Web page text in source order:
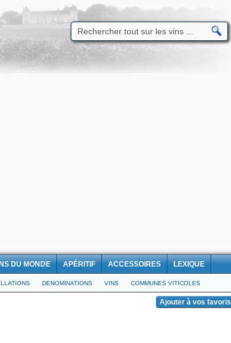
DU MONDE APÉRITIF ACCESSOIRES LEXIQUE
DENOMINATIONS VINS COMMUNES VITICOLES